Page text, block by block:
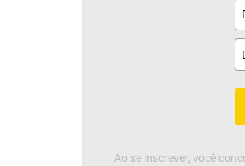
Ao se inscrever, você